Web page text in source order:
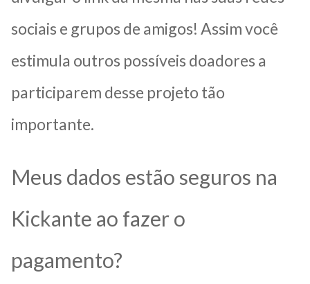
sociais e grupos de amigos! Assim você
estimula outros possíveis doadores a
participarem desse projeto tão
importante.
Meus dados estão seguros na
Kickante ao fazer o
pagamento?